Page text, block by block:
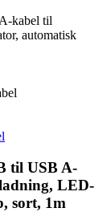
kabel til
automatisk
til USB A-
LED-
sort, 1m